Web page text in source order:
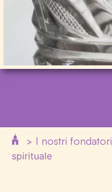
> I nostri fondatori
spirituale